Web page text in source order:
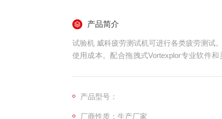
产品简介
试验机 威科疲劳测试机可进行各类疲劳测试
使用成本。配合拖拽式Vortexplor专业软件
产品型号：
厂商性质：生产厂家